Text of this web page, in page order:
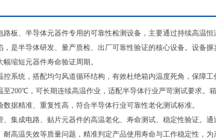
路板、半导体元器件专用的可靠性检测设备，主要通过持续高温恒
是半导体研发、量产质检、出厂可靠性验证的核心设备。设备摒
缩短元器件寿命验证周期。
控系统，搭配均匀风道循环结构，有效杜绝箱内温度死角，保障
200℃，可长期连续高温作业，适配半导体行业严苛测试要求。
据精准、重复性高，符合半导体行业可靠性老化测试标准。
集成电路、贴片元器件的高温老化、寿命测试、稳定性验证。
高温失效等质量问题，精准判定产品使用寿命与工作稳定性，